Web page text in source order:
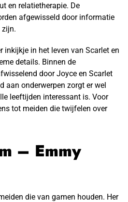
en relatietherapie. De
afgewisseld door informatie
zijn.
inkijkje in het leven van Scarlet en
details. Binnen de
door Joyce en Scarlet
aan onderwerpen zorgt er wel
leeftijden interessant is. Voor
tot meiden die twijfelen over
– Emmy
die van gamen houden. Her